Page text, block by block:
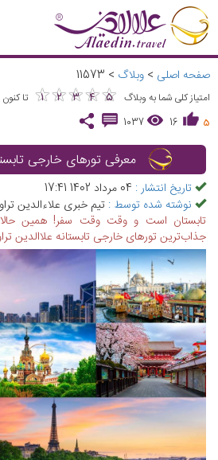
صفحه اصلی > وبلاگ >
11573
امتیاز کلی شما به وبلاگ ★
1 ★
2 ★
3 ★
4 ★
5
★★★★★
تا کنون
5
16
1037
معرفی تورهای خارجی
تاریخ انتشار : 04 مرداد 1402 17:41
نوشته شده توسط : تیم خبری علاءالدین
تابستان است و وقت وقت سفر! همین حالا
جذاب‌ترین تورهای خارجی تابستانه علاالدین